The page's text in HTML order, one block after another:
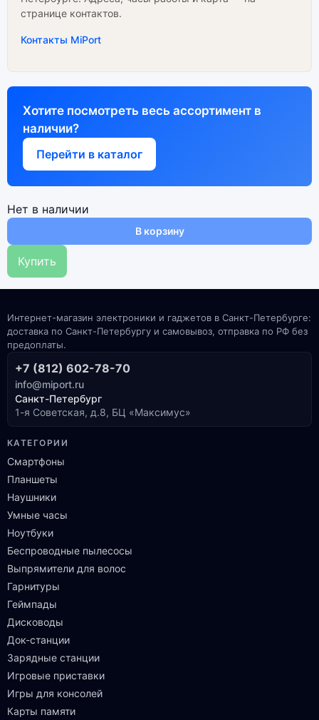
странице контактов.
Контакты MiPort
Хотите посмотреть весь ассортимент в
наличии?
Перейти в каталог
Нет в наличии
В корзину
Купить
Интернет-магазин электроники и гаджетов в Санкт-Петербурге:
доставка по Санкт-Петербургу и самовывоз, отправка по РФ без
предоплаты.
+7 (812) 602-78-70
info@miport.ru
Санкт-Петербург
1-я Советская, д.8, БЦ «Максимус»
КАТЕГОРИИ
Смартфоны
Планшеты
Наушники
Умные часы
Ноутбуки
Беспроводные пылесосы
Выпрямители для волос
Гарнитуры
Геймпады
Дисководы
Док-станции
Зарядные станции
Игровые приставки
Игры для консолей
Карты памяти